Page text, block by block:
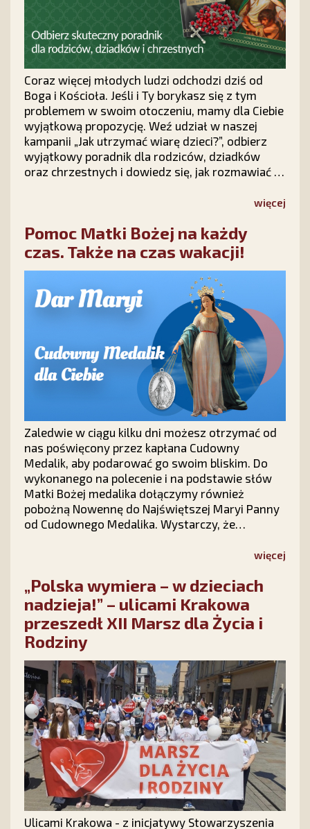
Coraz więcej młodych ludzi odchodzi dziś od
Boga i Kościoła. Jeśli i Ty borykasz się z tym
problemem w swoim otoczeniu, mamy dla Ciebie
wyjątkową propozycję. Weź udział w naszej
kampanii „Jak utrzymać wiarę dzieci?”, odbierz
wyjątkowy poradnik dla rodziców, dziadków
oraz chrzestnych i dowiedz się, jak rozmawiać z
nie tracić nadziei na ich powrót do Chrystusa.więcej
Pomoc Matki Bożej na każdy
czas. Także na czas wakacji!
Zaledwie w ciągu kilku dni możesz otrzymać od
nas poświęcony przez kapłana Cudowny
Medalik, aby podarować go swoim bliskim. Do
wykonanego na polecenie i na podstawie słów
Matki Bożej medalika dołączymy również
pobożną Nowennę do Najświętszej Maryi Panny
od Cudownego Medalika. Wystarczy, że
Stowarzyszenia Ks. Piotra Skargi „Dar Maryi”
numer 12 423 44 23, a Medalik i Nowenna będą
Twoje!
więcej
„Polska wymiera – w dzieciach
nadzieja!” – ulicami Krakowa
przeszedł XII Marsz dla Życia i
Rodziny
Ulicami Krakowa - z inicjatywy Stowarzyszenia